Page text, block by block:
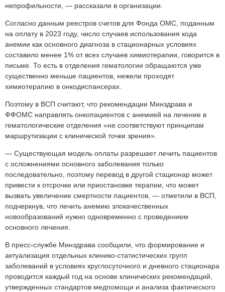
непрофильности, — рассказали в организации.
Согласно данным реестров счетов для Фонда ОМС, поданным
на оплату в 2023 году, число случаев использования кода
анемии как основного диагноза в стационарных условиях
составило менее 1% от всех случаев химиотерапии, говорится в
письме. То есть в отделения гематологии обращаются уже
существенно меньше пациентов, нежели проходят
химиотерапию в онкодиспансерах.
Поэтому в ВСП считают, что рекомендации Минздрава и
ФФОМС направлять онкопациентов с анемией на лечение в
гематологические отделения «не соответствуют принципам
маршрутизации с клинической точки зрения».
— Существующая модель оплаты разрешает лечить пациентов
с осложнениями основного заболевания только
последовательно, поэтому перевод в другой стационар может
привести к отсрочке или приостановке терапии, что может
вызвать увеличение смертности пациентов, — отметили в ВСП,
подчеркнув, что лечить анемию злокачественных
новообразований нужно одновременно с проведением
основного лечения.
В пресс-службе Минздрава сообщили, что формирование и
актуализация отдельных клинико-статистических групп
заболеваний в условиях круглосуточного и дневного стационара
проводится каждый год на основе клинических рекомендаций,
утвержденных стандартов медпомощи и анализа фактического